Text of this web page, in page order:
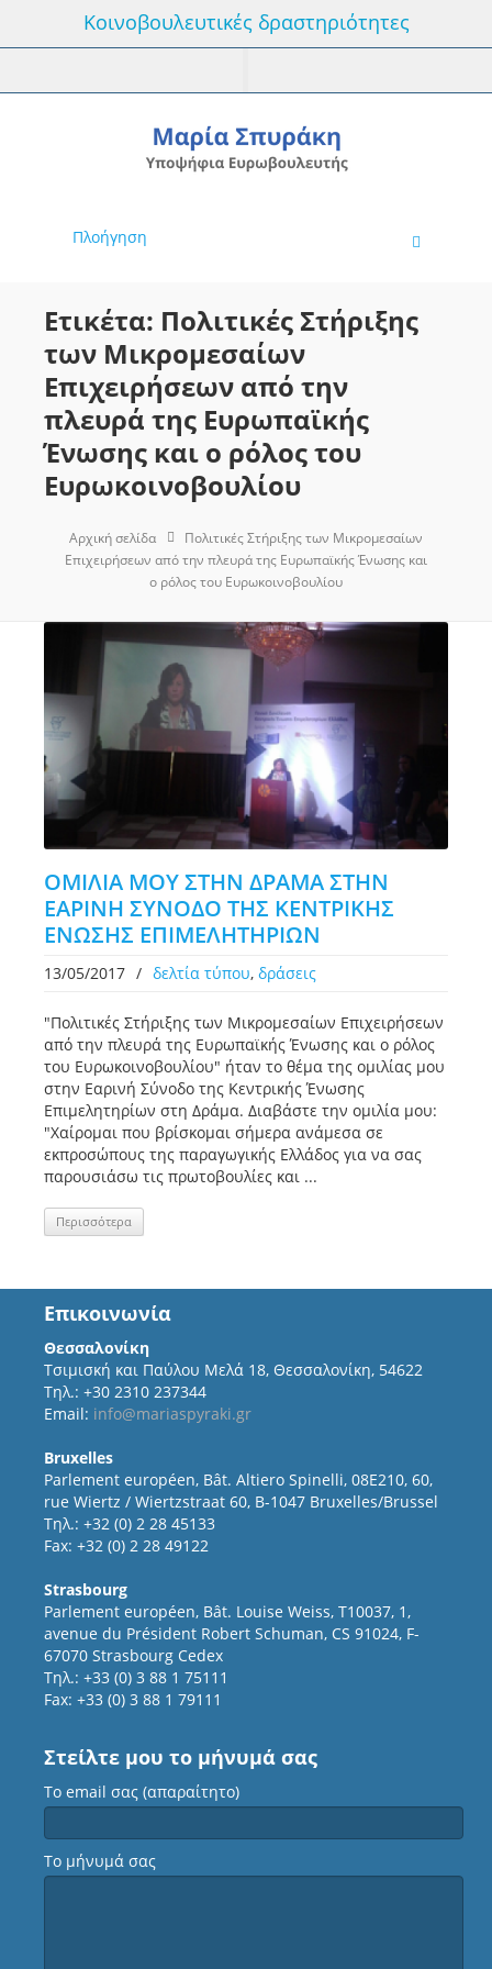
Κοινοβουλευτικές δραστηριότητες
Πλοήγηση
Ετικέτα: Πολιτικές Στήριξης
των Μικρομεσαίων
Επιχειρήσεων από την
πλευρά της Ευρωπαϊκής
Ένωσης και ο ρόλος του
Ευρωκοινοβουλίου
Αρχική σελίδα
Πολιτικές Στήριξης των Μικρομεσαίων
Επιχειρήσεων από την πλευρά της Ευρωπαϊκής Ένωσης και
ο ρόλος του Ευρωκοινοβουλίου
ΟΜΙΛΙΑ ΜΟΥ ΣΤΗΝ ΔΡΑΜΑ ΣΤΗΝ
ΕΑΡΙΝΗ ΣΥΝΟΔΟ ΤΗΣ ΚΕΝΤΡΙΚΗΣ
ΕΝΩΣΗΣ ΕΠΙΜΕΛΗΤΗΡΙΩΝ
13/05/2017 / δελτία τύπου, δράσεις
"Πολιτικές Στήριξης των Μικρομεσαίων Επιχειρήσεων
από την πλευρά της Ευρωπαϊκής Ένωσης και ο ρόλος
του Ευρωκοινοβουλίου" ήταν το θέμα της ομιλίας μου
στην Εαρινή Σύνοδο της Κεντρικής Ένωσης
Επιμελητηρίων στη Δράμα. Διαβάστε την ομιλία μου:
"Χαίρομαι που βρίσκομαι σήμερα ανάμεσα σε
εκπροσώπους της παραγωγικής Ελλάδος για να σας
παρουσιάσω τις πρωτοβουλίες και ...
Περισσότερα
Επικοινωνία
Θεσσαλονίκη
Τσιμισκή και Παύλου Μελά 18, Θεσσαλονίκη, 54622
Τηλ.: +30 2310 237344
Email: info@mariaspyraki.gr
Bruxelles
Parlement européen, Bât. Altiero Spinelli, 08E210, 60,
rue Wiertz / Wiertzstraat 60, B-1047 Bruxelles/Brussel
Τηλ.: +32 (0) 2 28 45133
Fax: +32 (0) 2 28 49122
Strasbourg
Parlement européen, Bât. Louise Weiss, T10037, 1,
avenue du Président Robert Schuman, CS 91024, F-
67070 Strasbourg Cedex
Τηλ.: +33 (0) 3 88 1 75111
Fax: +33 (0) 3 88 1 79111
Στείλτε μου το μήνυμά σας
Το email σας (απαραίτητο)
Το μήνυμά σας